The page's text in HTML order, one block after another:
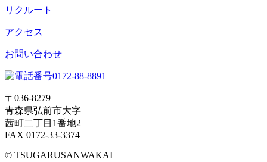
リクルート
アクセス
お問い合わせ
〒036-8279
青森県弘前市大字
茜町二丁目1番地2
FAX 0172-33-3374
© TSUGARUSANWAKAI